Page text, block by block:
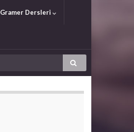
Gramer Dersleri